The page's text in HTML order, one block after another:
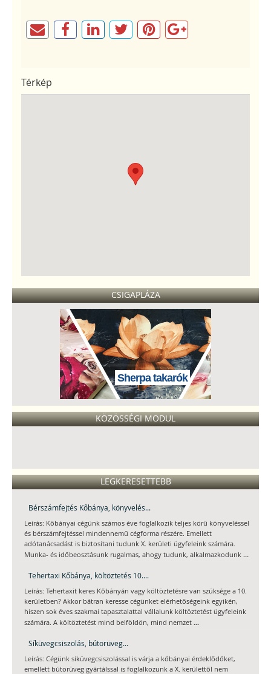
Térkép
CSIGAPLÁZA
Sherpa takarók
KÖZÖSSÉGI MODUL
LEGKERESETTEBB
Bérszámfejtés Kőbánya, könyvelés...
Leírás: Kőbányai cégünk számos éve foglalkozik teljes körű könyveléssel
és bérszámfejtéssel mindennemű cégforma részére. Emellett
adótanácsadást is biztosítani tudunk X. kerületi ügyfeleink számára.
Munka- és időbeosztásunk rugalmas, ahogy tudunk, alkalmazkodunk ...
Tehertaxi Kőbánya, költöztetés 10....
Leírás: Tehertaxit keres Kőbányán vagy költöztetésre van szüksége a 10.
kerületben? Akkor bátran keresse cégünket elérhetőségeink egyikén,
hiszen sok éves szakmai tapasztalattal vállalunk költöztetést ügyfeleink
számára. A költöztetést mind belföldön, mind nemzet ...
Síküvegcsiszolás, bútorüveg...
Leírás: Cégünk síküvegcsiszolással is várja a kőbányai érdeklődőket,
emellett bútorüveg gyártálssal is foglalkozunk a X. kerülettől nem